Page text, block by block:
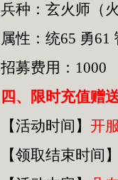
兵种： 玄火师 （
属性：统65 勇61
招募费用：1000
四 、限时充值赠
【活动时间】 开
【领取结束时间